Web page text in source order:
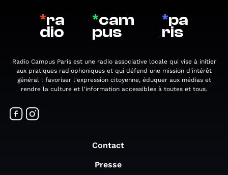
*ra
dio
*cam
pus
*pa
ris
Radio Campus Paris est une radio associative locale qui vise à initier
aux pratiques radiophoniques et qui défend une mission d'intérêt
général : favoriser l'expression citoyenne, éduquer aux médias et
rendre la culture et l'information accessibles à toutes et tous.
Contact
Presse